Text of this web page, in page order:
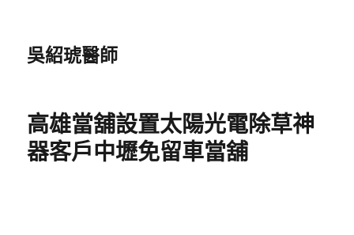
吳紹琥醫師
高雄當舖設置太陽光電除草神
器客戶中壢免留車當舖